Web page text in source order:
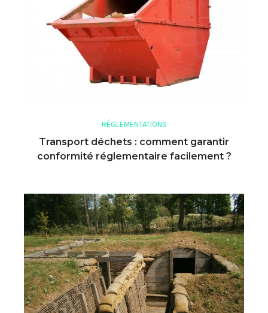
RÉGLEMENTATIONS
Transport déchets : comment garantir
conformité réglementaire facilement ?